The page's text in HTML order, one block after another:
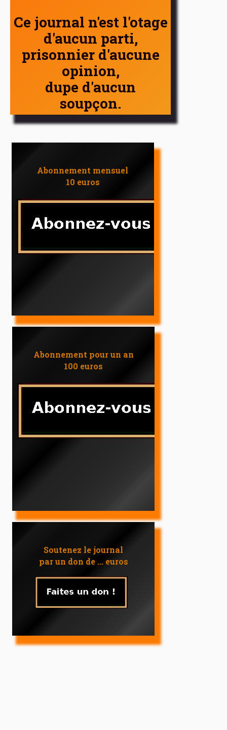
Ce journal n'est l'otage
d'aucun parti,
prisonnier d'aucune
opinion,
dupe d'aucun
soupçon.
Abonnement mensuel
10 euros
Abonnement pour un an
100 euros
Soutenez le journal
par un don de ... euros